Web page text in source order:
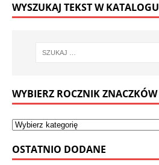
WYSZUKAJ TEKST W KATALOGU
WYBIERZ ROCZNIK ZNACZKÓW
OSTATNIO DODANE